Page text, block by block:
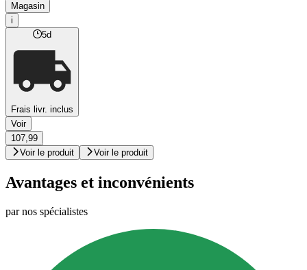
Magasin
i
5d
Frais livr. inclus
Voir
107,99
Voir le produit
Voir le produit
Avantages et inconvénients
par nos spécialistes